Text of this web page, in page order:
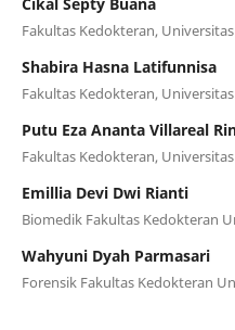
Fakultas Kedokteran,
Shabira Hasna Latifunnisa
Fakultas Kedokteran,
Putu Eza Ananta Villareal
Fakultas Kedokteran,
Emillia Devi Dwi Rianti
Biomedik Fakultas Kedokteran
Wahyuni Dyah Parmasari
Forensik Fakultas Kedokteran